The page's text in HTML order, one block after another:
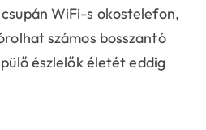
WiFi-s okostelefon,
számos bosszantó
észlelők életét eddig